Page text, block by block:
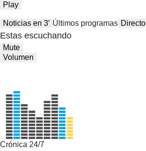
Play
Noticias en 3′ Últimos programas Directo
Estas escuchando
Mute
Volumen
Crónica 24/7